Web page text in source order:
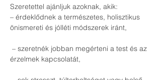
Szeretettel ajánljuk azoknak, akik:
– érdeklődnek a természetes, holisztikus
önismereti és jólléti módszerek iránt,
érzelmek kapcsolatát,